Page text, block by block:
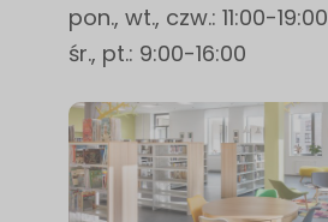
pon., wt., czw.: 11:00-19:00
śr., pt.: 9:00-16:00